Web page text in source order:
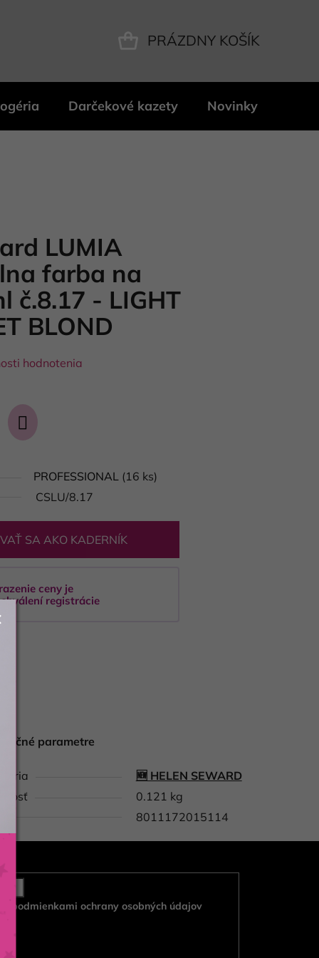
PRÁZDNY KOŠÍK
Darčekové kazety Novinky
LUMIA
farba na
č.8.17 - LIGHT
BLOND
hodnotenia
PROFESSIONAL (16 ks)
CSLU/8.17
SA AKO KADERNÍK
ceny je
registrácie
parametre
🆕 HELEN SEWARD
0.121 kg
8011172015114
podmienkami ochrany osobných údajov